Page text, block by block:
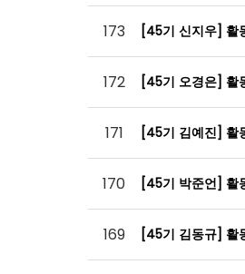
173 [45기 신지우] 활
172 [45기 오경은] 활
171 [45기 김예진] 활
170 [45기 박준언] 활
169 [45기 김동규] 활